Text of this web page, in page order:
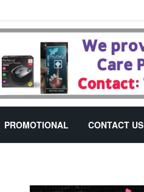
PROMOTIONAL CONTACT US